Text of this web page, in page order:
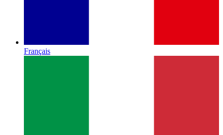
Français